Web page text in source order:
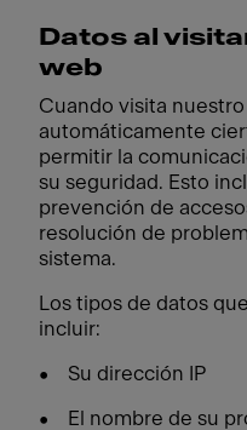
Datos al
web
Cuando visita
automáticamente
permitir la
su seguridad. Esto
prevención de
resolución de
sistema.
Los tipos de datos
incluir:
• Su dirección IP
• El nombre de su